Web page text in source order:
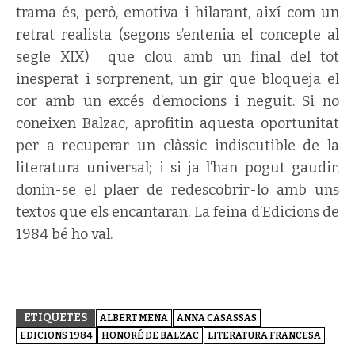
trama és, però, emotiva i hilarant, així com un
retrat realista (segons s’entenia el concepte al
segle XIX) que clou amb un final del tot
inesperat i sorprenent, un gir que bloqueja el
cor amb un excés d’emocions i neguit. Si no
coneixen Balzac, aprofitin aquesta oportunitat
per a recuperar un clàssic indiscutible de la
literatura universal; i si ja l’han pogut gaudir,
donin-se el plaer de redescobrir-lo amb uns
textos que els encantaran. La feina d’Edicions de
1984 bé ho val.
ETIQUETES ALBERT MENA
ANNA CASASSAS
EDICIONS 1984
HONORÉ DE BALZAC LITERATURA FRANCESA